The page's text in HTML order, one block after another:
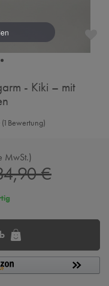
- Kiki – mit
(1 Bewertung)
MwSt.
€